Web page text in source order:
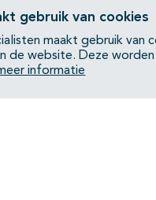
gebruik van cookies
maakt gebruik van
de website. Deze
informatie